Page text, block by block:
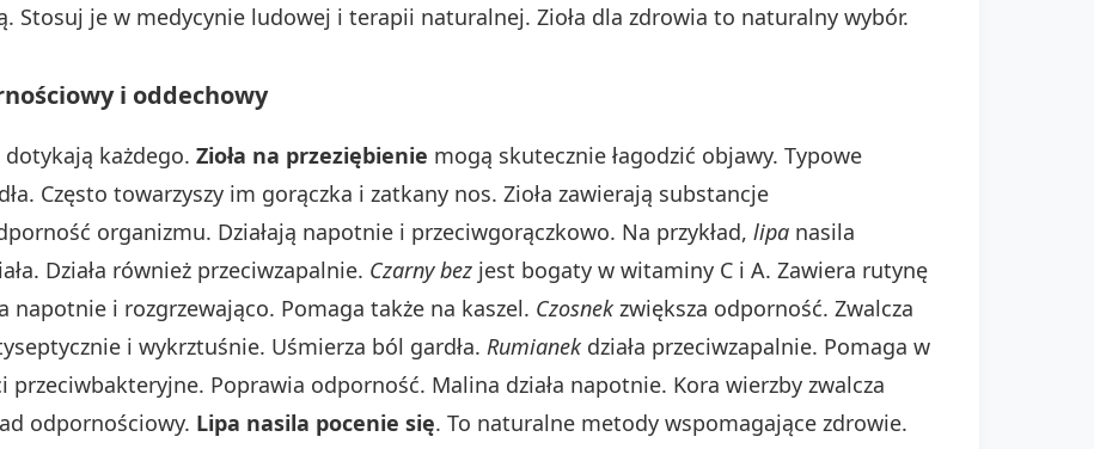
Stosuj je w medycynie ludowej i terapii naturalnej. Zioła dla zdrowia to naturalny wybór.
i oddechowy
każdego. Zioła na przeziębienie mogą skutecznie łagodzić objawy. Typowe
Często towarzyszy im gorączka i zatkany nos. Zioła zawierają substancje
organizmu. Działają napotnie i przeciwgorączkowo. Na przykład, lipa nasila
Działa również przeciwzapalnie. Czarny bez jest bogaty w witaminy C i A. Zawiera rutynę
napotnie i rozgrzewająco. Pomaga także na kaszel. Czosnek zwiększa odporność. Zwalcza
i wykrztuśnie. Uśmierza ból gardła. Rumianek działa przeciwzapalnie. Pomaga w
przeciwbakteryjne. Poprawia odporność. Malina działa napotnie. Kora wierzby zwalcza
odpornościowy. Lipa nasila pocenie się. To naturalne metody wspomagające zdrowie.